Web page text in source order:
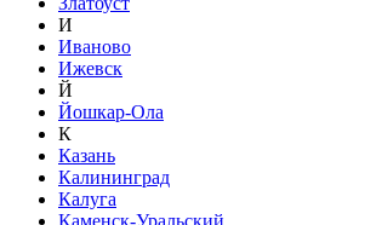
И
Иваново
Ижевск
Й
Йошкар-Ола
К
Казань
Калининград
Калуга
Каменск-Уральский